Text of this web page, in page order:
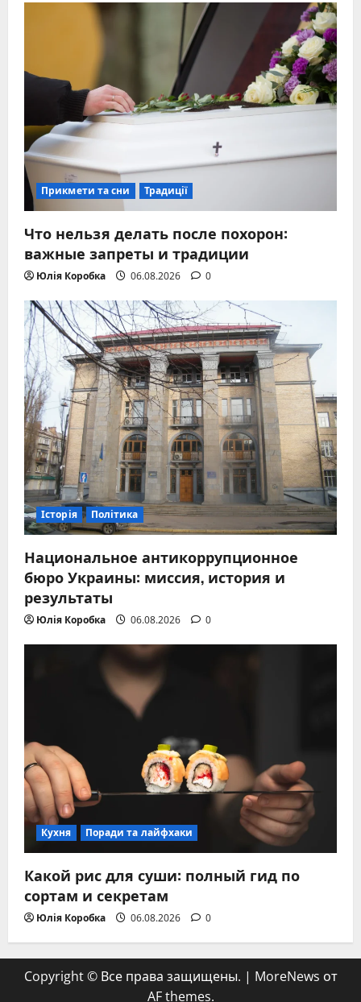
Прикмети та сни Традиції
Что нельзя делать после похорон:
важные запреты и традиции
Юлія Коробка 06.08.2026 0
Історія Політика
Национальное антикоррупционное
бюро Украины: миссия, история и
результаты
Юлія Коробка 06.08.2026 0
Кухня Поради та лайфхаки
Какой рис для суши: полный гид по
сортам и секретам
Юлія Коробка 06.08.2026 0
Copyright © Все права защищены. | MoreNews от
AF themes.